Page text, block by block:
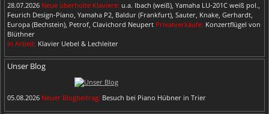
28.07.2026 Neue überholte Klaviere: u.a. Ibach (weiß), Yamaha LU-201C weiß pol.,
Feurich Design-Piano, Yamaha P2, Baldur (Frankfurt), Sauter, Knake, Gerhardt,
Europa (Bechstein), Petrof, Clavichord Neupert Privatverkäufe: Konzertflügel von
Blüthner
In Arbeit: Klavier Uebel & Lechleiter
Unser Blog
05.08.2026 Neuer Blogbeitrag: Besuch bei Piano Hübner in Trier